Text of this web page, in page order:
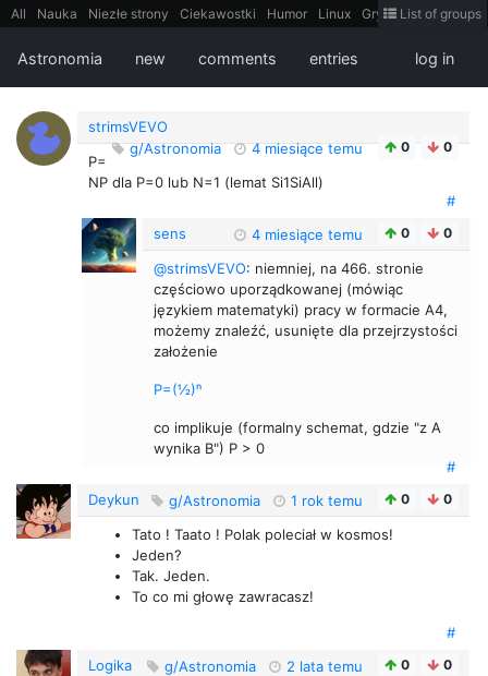
All Nauka Niezłe strony Ciekawostki Humor Linux Gry
Teh
Bezpieczeństwo
Książki Sugestie FotoHistoria
Truelolcontent
FilmyDokumentalne
gify
Cytaty Mapy Film Android itt Tradycyjne gry
List of groups
Astronomia new comments entries log in
strimsVEVO
g/Astronomia
4 miesiące temu 0 0
P=
NP dla P=0 lub N=1 (lemat Si1SiAll)
#
sens
4 miesiące temu 0 0
@strimsVEVO: niemniej, na 466. stronie
częściowo uporządkowanej (mówiąc
językiem matematyki) pracy w formacie A4,
możemy znaleźć, usunięte dla przejrzystości
założenie
P=(½)ⁿ
co implikuje (formalny schemat, gdzie "z A
wynika B") P > 0
#
Deykun
g/Astronomia 1 rok temu 0 0
Tato ! Taato ! Polak poleciał w kosmos!
Jeden?
Tak. Jeden.
To co mi głowę zawracasz!
#
Logika
g/Astronomia 2 lata temu 0 0